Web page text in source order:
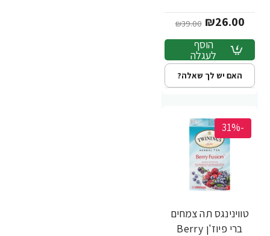
Twinings
₪26.00
₪39.00
הוסף
לעגלה
האם יש לך שאלה?
-31%
טווינינגס תה צמחים
ברי פיוז'ן Berry